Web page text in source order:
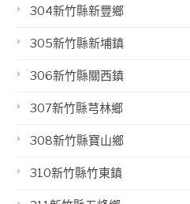
304新竹縣新豐鄉
305新竹縣新埔鎮
306新竹縣關西鎮
307新竹縣芎林鄉
308新竹縣寶山鄉
310新竹縣竹東鎮